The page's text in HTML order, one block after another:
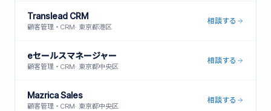
Translead CRM
顧客管理・CRM· 東京都港区
相談する
eセールスマネージャー
顧客管理・CRM· 東京都中央区
相談する
Mazrica Sales
顧客管理・CRM· 東京都中央区
相談する